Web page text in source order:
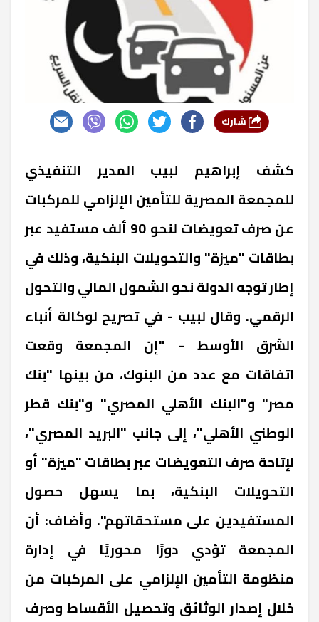
كشف إبراهيم لبيب المدير التنفيذي
للمجمعة المصرية للتأمين الإلزامي للمركبات
عن صرف تعويضات لنحو 90 ألف مستفيد عبر
بطاقات "ميزة" والتحويلات البنكية، وذلك في
إطار توجه الدولة نحو الشمول المالي والتحول
الرقمي. وقال لبيب - في تصريح لوكالة أنباء
الشرق الأوسط - "إن المجمعة وقعت
اتفاقات مع عدد من البنوك، من بينها "بنك
مصر" و"البنك الأهلي المصري" و"بنك قطر
الوطني الأهلي"، إلى جانب "البريد المصري"،
لإتاحة صرف التعويضات عبر بطاقات "ميزة" أو
التحويلات البنكية، بما يسهل حصول
المستفيدين على مستحقاتهم". وأضاف: أن
المجمعة تؤدي دورًا محوريًا في إدارة
منظومة التأمين الإلزامي على المركبات من
خلال إصدار الوثائق وتحصيل الأقساط وصرف